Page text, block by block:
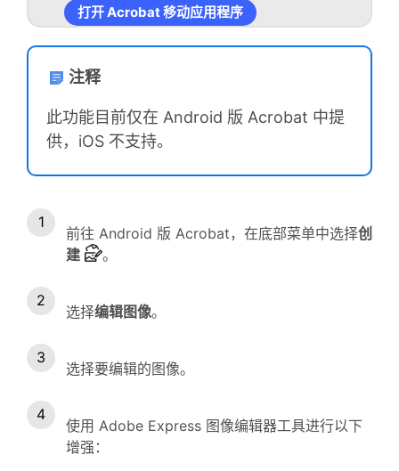
打开 Acrobat 移动应用程序
注释
此功能目前仅在 Android 版 Acrobat 中提
供，iOS 不支持。
前往 Android 版 Acrobat，在底部菜单中选择创
建
。
选择编辑图像。
选择要编辑的图像。
使用 Adobe Express 图像编辑器工具进行以下
增强：